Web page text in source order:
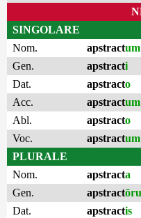
SINGOLARE
Nom.
apstractum
Gen.
apstracti
Dat.
apstracto
Acc.
apstractum
Abl.
apstracto
Voc.
apstractum
PLURALE
Nom.
apstracta
Gen.
apstract
Dat.
apstractis